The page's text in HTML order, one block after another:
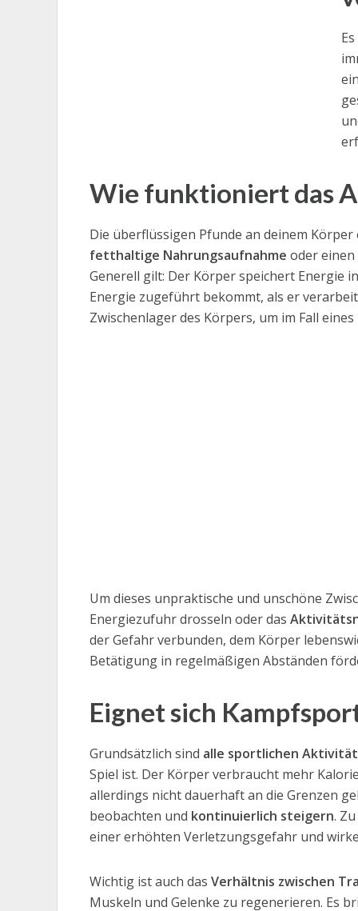
Wie funktioniert das
Die überflüssigen Pfunde an deinem
fetthaltige Nahrungsaufnahme oder einen
Generell gilt: Der Körper speichert Energie
Energie zugeführt bekommt, als er
Zwischenlager des Körpers, um im Fall
Um dieses unpraktische und unschöne
Energiezufuhr drosseln oder das
der Gefahr verbunden, dem Körper
Betätigung in regelmäßigen Abständen
Eignet sich
Grundsätzlich sind alle sportlichen
Spiel ist. Der Körper verbraucht mehr
allerdings nicht dauerhaft an die Grenzen
beobachten und kontinuierlich steigern.
einer erhöhten Verletzungsgefahr und
Wichtig ist auch das Verhältnis zwischen
Muskeln und Gelenke zu regenerieren. Es